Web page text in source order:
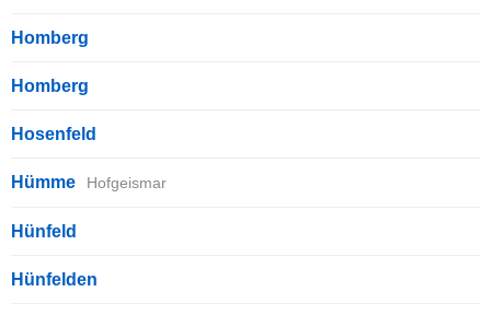
Homberg
Homberg
Hosenfeld
Hümme Hofgeismar
Hünfeld
Hünfelden